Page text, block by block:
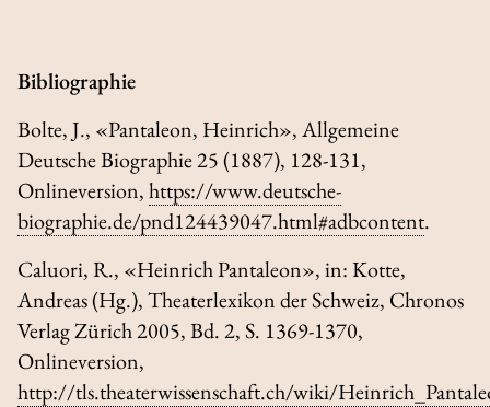
Bibliographie
Bolte, J., «Pantaleon, Heinrich»,Allgemeine
Deutsche Biographie25 (1887), 128-131,
Onlineversion,https://www.deutsche-
biographie.de/pnd124439047.html#adbcontent.
Caluori, R., «Heinrich Pantaleon», in: Kotte,
Andreas (Hg.),Theaterlexikon der Schweiz, Chronos
Verlag Zürich 2005, Bd. 2, S. 1369-1370,
Onlineversion,
http://tls.theaterwissenschaft.ch/wiki/